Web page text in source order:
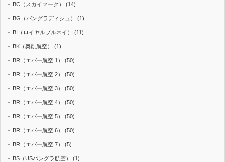
BC（スカイマーク） (14)
BG（バングラディシュ） (1)
BI（ロイヤルブルネイ） (11)
BK（奥凱航空） (1)
BR（エバー航空 1） (50)
BR（エバー航空 2） (50)
BR（エバー航空 3） (50)
BR（エバー航空 4） (50)
BR（エバー航空 5） (50)
BR（エバー航空 6） (50)
BR（エバー航空 7） (5)
BS（USバングラ航空） (1)